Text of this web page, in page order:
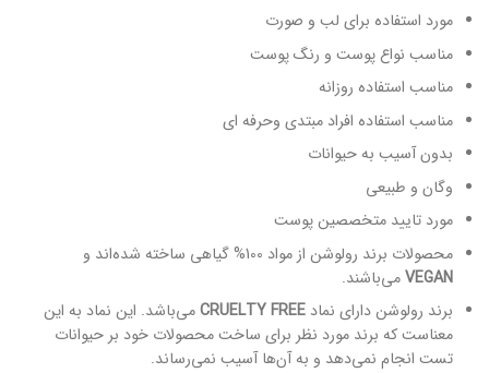
مورد استفاده برای لب و صورت
مناسب نواع پوست و رنگ پوست
مناسب استفاده روزانه
مناسب استفاده افراد مبتدی وحرفه ای
بدون آسیب به حیوانات
وگان و طبیعی
مورد تایید متخصصین پوست
محصولات برند رولوشن از مواد 100% گیاهی ساخته شده‌اند و
VEGANمی‌باشند.
برند رولوشن دارای نمادCRUELTY FREE می‌باشد. این نماد به این
معناست که برند مورد نظر برای ساخت محصولات خود بر حیوانات
تست انجام نمی‌دهد و به‌ آن‌‌ها آسیب نمی‌رساند.